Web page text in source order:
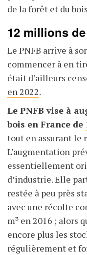
de la forêt et du
12 millions
Le PNFB arrive à
commencer à en
était d’ailleurs
en 2022.
Le PNFB vise à
bois en France de
tout en assurant le
L’augmentation
essentiellement
d’industrie. Elle
restée à peu près
avec une récolte
m³ en 2016 ; alors
encore plus les
régulièrement et